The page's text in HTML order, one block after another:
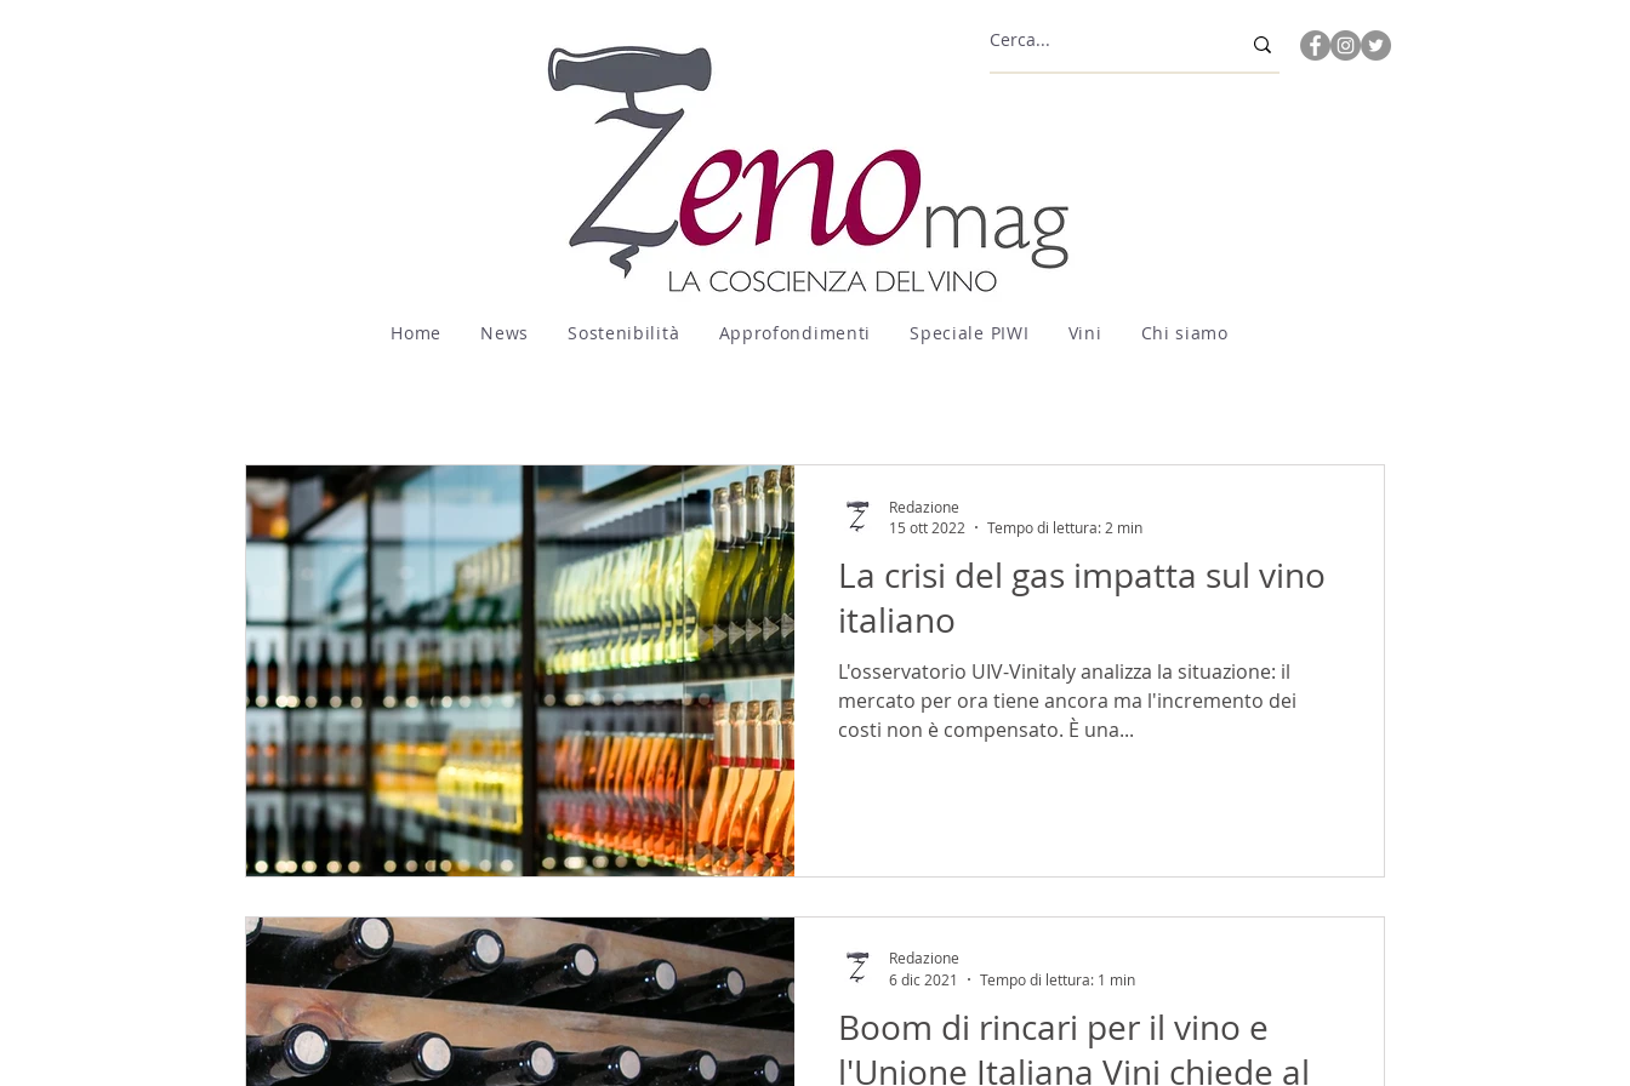
Home News Sostenibilità Approfondimenti Speciale PIWI Vini Chi siamo
La crisi del gas impatta sul vino
italiano
L'osservatorio UIV-Vinitaly analizza la situazione: il
mercato per ora tiene ancora ma l'incremento dei
costi non è compensato. È una...
Redazione
15 ott 2022
Tempo di lettura: 2 min
Boom di rincari per il vino e
l'Unione Italiana Vini chiede al
Redazione
6 dic 2021
Tempo di lettura: 1 min